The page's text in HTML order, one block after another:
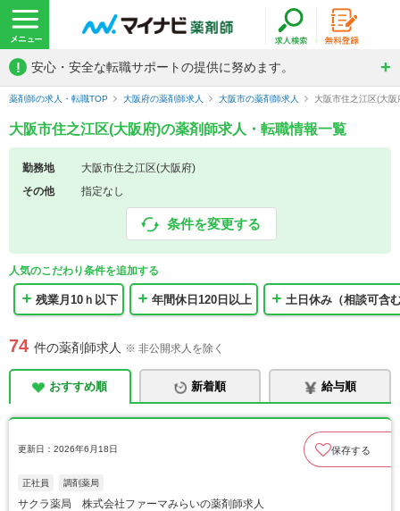
! 安心・安全な転職サポートの提供に努めます。
薬剤師の求人・転職TOP 大阪府の薬剤師求人 大阪市の薬剤師求人 大阪市住之江区(大
大阪市住之江区(大阪府)の薬剤師求人・転職情報一覧
勤務地
大阪市住之江区(大阪府)
その他
指定なし
条件を変更する
人気のこだわり条件を追加する
残業月10ｈ以下 年間休日120日以上 土日休み（相談可含
74 件の薬剤師求人 ※ 非公開求人を除く
おすすめ順 新着順 給与順
更新日：2026年6月18日 保存する
正社員 調剤薬局
サクラ薬局 株式会社ファーマみらいの薬剤師求人